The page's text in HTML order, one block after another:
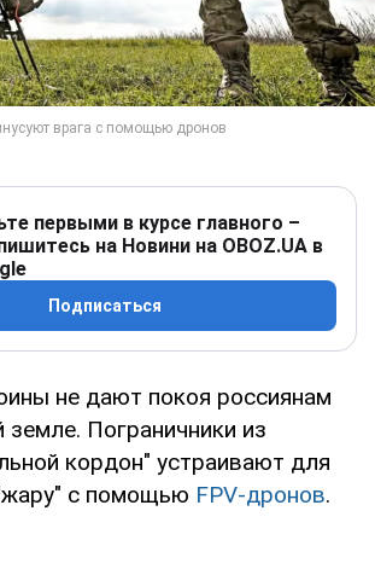
первыми в курсе главного –
на Новини на OBOZ.UA в
Подписаться
не дают покоя россиянам
земле. Пограничники из
кордон" устраивают для
с помощью FPV-дронов.